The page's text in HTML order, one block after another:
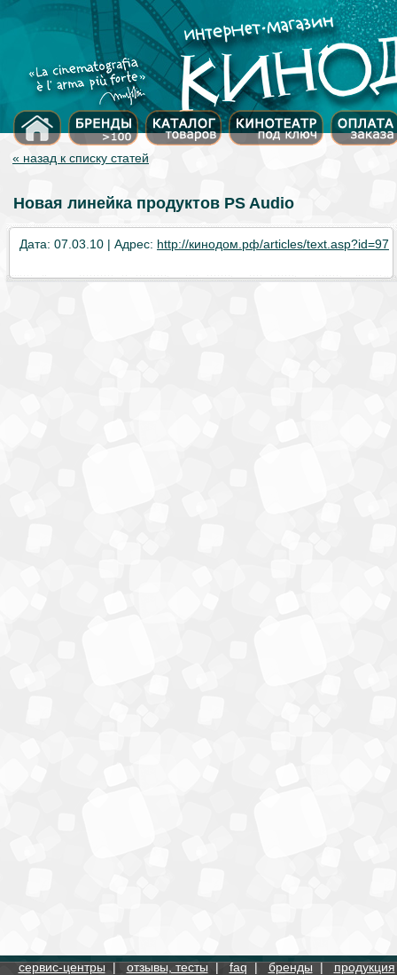
« назад к списку статей
Новая линейка продуктов PS Audio
Дата: 07.03.10 | Адрес: http://кинодом.рф/articles/text.asp?id=97
сервис-центры|отзывы, тесты|faq|бренды|продукция